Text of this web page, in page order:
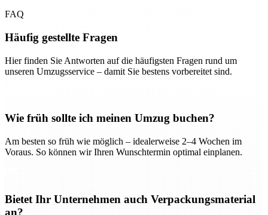
FAQ
Häufig gestellte Fragen
Hier finden Sie Antworten auf die häufigsten Fragen rund um
unseren Umzugsservice – damit Sie bestens vorbereitet sind.
Wie früh sollte ich meinen Umzug buchen?
Am besten so früh wie möglich – idealerweise 2–4 Wochen im
Voraus. So können wir Ihren Wunschtermin optimal einplanen.
Bietet Ihr Unternehmen auch Verpackungsmaterial
an?